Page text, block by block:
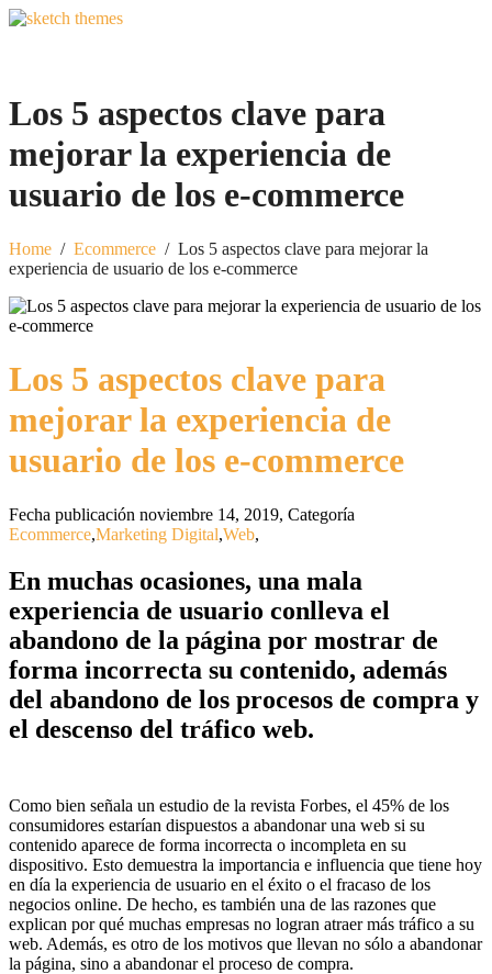
Los 5 aspectos clave para
mejorar la experiencia de
usuario de los e-commerce
Home / Ecommerce / Los 5 aspectos clave para mejorar la
experiencia de usuario de los e-commerce
Los 5 aspectos clave para
mejorar la experiencia de
usuario de los e-commerce
Fecha publicación noviembre 14, 2019, Categoría
Ecommerce,Marketing Digital,Web,
En muchas ocasiones, una mala
experiencia de usuario conlleva el
abandono de la página por mostrar de
forma incorrecta su contenido, además
del abandono de los procesos de compra y
el descenso del tráfico web.
Como bien señala un estudio de la revista Forbes, el 45% de los
consumidores estarían dispuestos a abandonar una web si su
contenido aparece de forma incorrecta o incompleta en su
dispositivo. Esto demuestra la importancia e influencia que tiene hoy
en día la experiencia de usuario en el éxito o el fracaso de los
negocios online. De hecho, es también una de las razones que
explican por qué muchas empresas no logran atraer más tráfico a su
web. Además, es otro de los motivos que llevan no sólo a abandonar
la página, sino a abandonar el proceso de compra.